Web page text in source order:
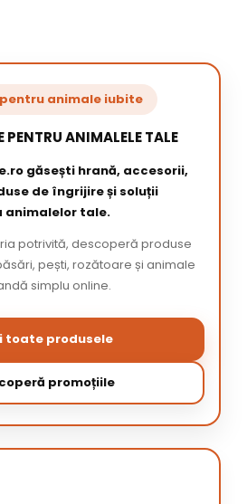
animale iubite
PENTRU ANIMALELE TALE
găsești hrană, accesorii,
de îngrijire și soluții
animalelor tale.
potrivită, descoperă produse
pești, rozătoare și animale
simplu online.
toate produsele
promoțiile